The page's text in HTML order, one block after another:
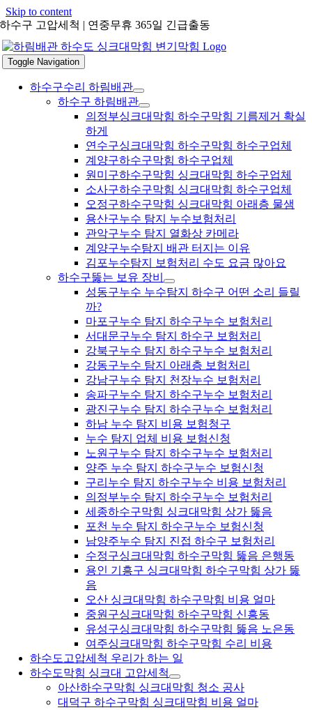
Skip to content
하수구 고압세척 | 연중무휴 365일 긴급출동
Toggle Navigation
하수구수리 하림배관
하수구 하림배관
의정부싱크대막힘 하수구막힘 기름제거 확실
하게
연수구싱크대막힘 하수구막힘 하수구업체
계양구하수구막힘 하수구업체
원미구하수구막힘 싱크대막힘 하수구업체
소사구하수구막힘 싱크대막힘 하수구업체
오정구하수구막힘 싱크대막힘 아래층 물샘
용산구누수 탐지 누수보험처리
관악구누수 탐지 열화상 카메라
계양구누수탐지 배관 터지는 이유
김포누수탐지 보험처리 수도 요금 많아요
하수구뚫는 보유 장비
성동구누수 누수탐지 하수구 어떤 소리 들릴
까?
마포구누수 탐지 하수구누수 보험처리
서대문구누수 탐지 하수구 보험처리
강북구누수 탐지 하수구누수 보험처리
강동구누수 탐지 아래층 보험처리
강남구누수 탐지 천장누수 보험처리
송파구누수 탐지 하수구누수 보험처리
광진구누수 탐지 하수구누수 보험처리
하남 누수 탐지 비용 보험청구
누수 탐지 업체 비용 보험신청
노원구누수 탐지 하수구누수 보험처리
양주 누수 탐지 하수구누수 보험신청
구리누수 탐지 하수구누수 비용 보험처리
의정부누수 탐지 하수구누수 보험처리
세종하수구막힘 싱크대막힘 상가 뚫음
포천 누수 탐지 하수구누수 보험신청
남양주누수 탐지 진접 하수구 보험처리
수정구싱크대막힘 하수구막힘 뚫음 은행동
용인 기흥구 싱크대막힘 하수구막힘 상가 뚫
음
오산 싱크대막힘 하수구막힘 비용 얼마
중원구싱크대막힘 하수구막힘 신흥동
유성구싱크대막힘 하수구막힘 뚫음 노은동
여주싱크대막힘 하수구막힘 수리 비용
하수도고압세척 우리가 하는 일
하수도막힘 싱크대 고압세척
아산하수구막힘 싱크대막힘 청소 공사
대덕구 하수구막힘 싱크대막힘 비용 얼마